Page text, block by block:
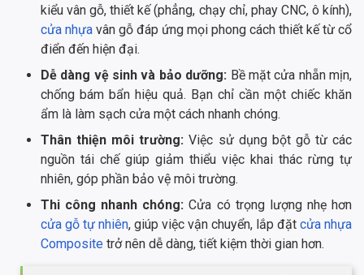
kiểu vân gỗ, thiết kế (phẳng, chạy chỉ, phay CNC, ô kính),
cửa nhựa vân gỗ đáp ứng mọi phong cách thiết kế từ cổ
điển đến hiện đại.
Dễ dàng vệ sinh và bảo dưỡng: Bề mặt cửa nhẵn mịn,
chống bám bẩn hiệu quả. Bạn chỉ cần một chiếc khăn
ẩm là làm sạch cửa một cách nhanh chóng.
Thân thiện môi trường: Việc sử dụng bột gỗ từ các
nguồn tái chế giúp giảm thiểu việc khai thác rừng tự
nhiên, góp phần bảo vệ môi trường.
Thi công nhanh chóng: Cửa có trọng lượng nhẹ hơn
cửa gỗ tự nhiên, giúp việc vận chuyển, lắp đặt cửa nhựa
Composite trở nên dễ dàng, tiết kiệm thời gian hơn.